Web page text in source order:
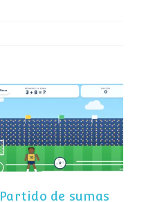
Partido de sumas
Partido de sumas